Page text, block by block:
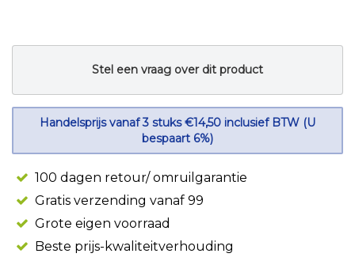
Stel een vraag over dit product
Handelsprijs vanaf 3 stuks €14,50 inclusief BTW (U
bespaart 6%)
100 dagen retour/ omruilgarantie
Gratis verzending vanaf 99
Grote eigen voorraad
Beste prijs-kwaliteitverhouding